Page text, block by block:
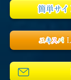
簡単サ
エキスパ